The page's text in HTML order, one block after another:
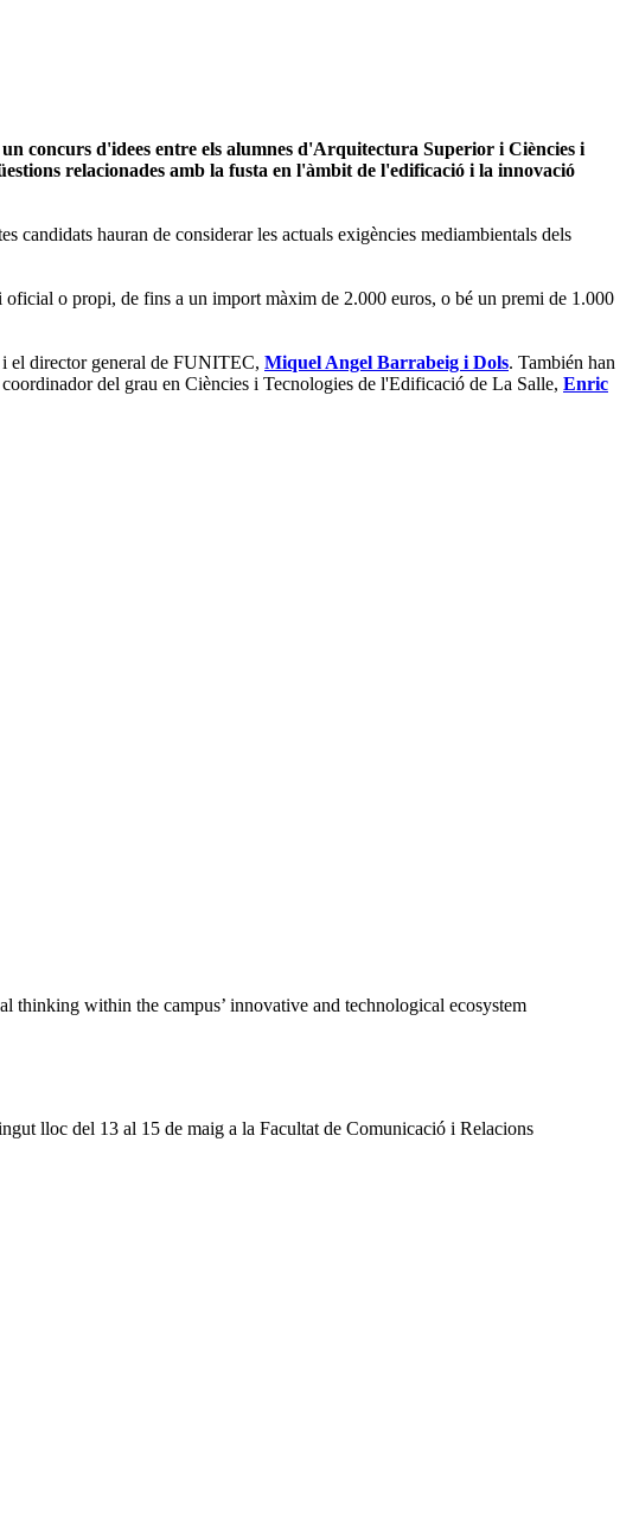
concurs d'idees entre els alumnes d'Arquitectura Superior i Ciències i
relacionades amb la fusta en l'àmbit de l'edificació i la innovació
candidats hauran de considerar les actuals exigències mediambientals dels
oficial o propi, de fins a un import màxim de 2.000 euros, o bé un premi de 1.000
i el director general de FUNITEC, Miquel Angel Barrabeig i Dols. También han
del grau en Ciències i Tecnologies de l'Edificació de La Salle, Enric
within the campus’ innovative and technological ecosystem
lloc del 13 al 15 de maig a la Facultat de Comunicació i Relacions